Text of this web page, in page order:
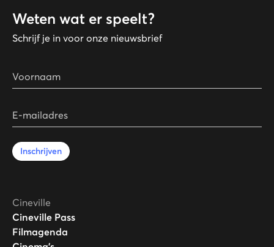
Weten wat er speelt?
Schrijf je in voor onze nieuwsbrief
Voornaam
E-mailadres
Inschrijven
Cineville
Cineville Pass
Filmagenda